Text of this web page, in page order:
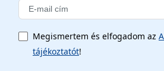
Megismertem és elfogadom az
tájékoztatót!